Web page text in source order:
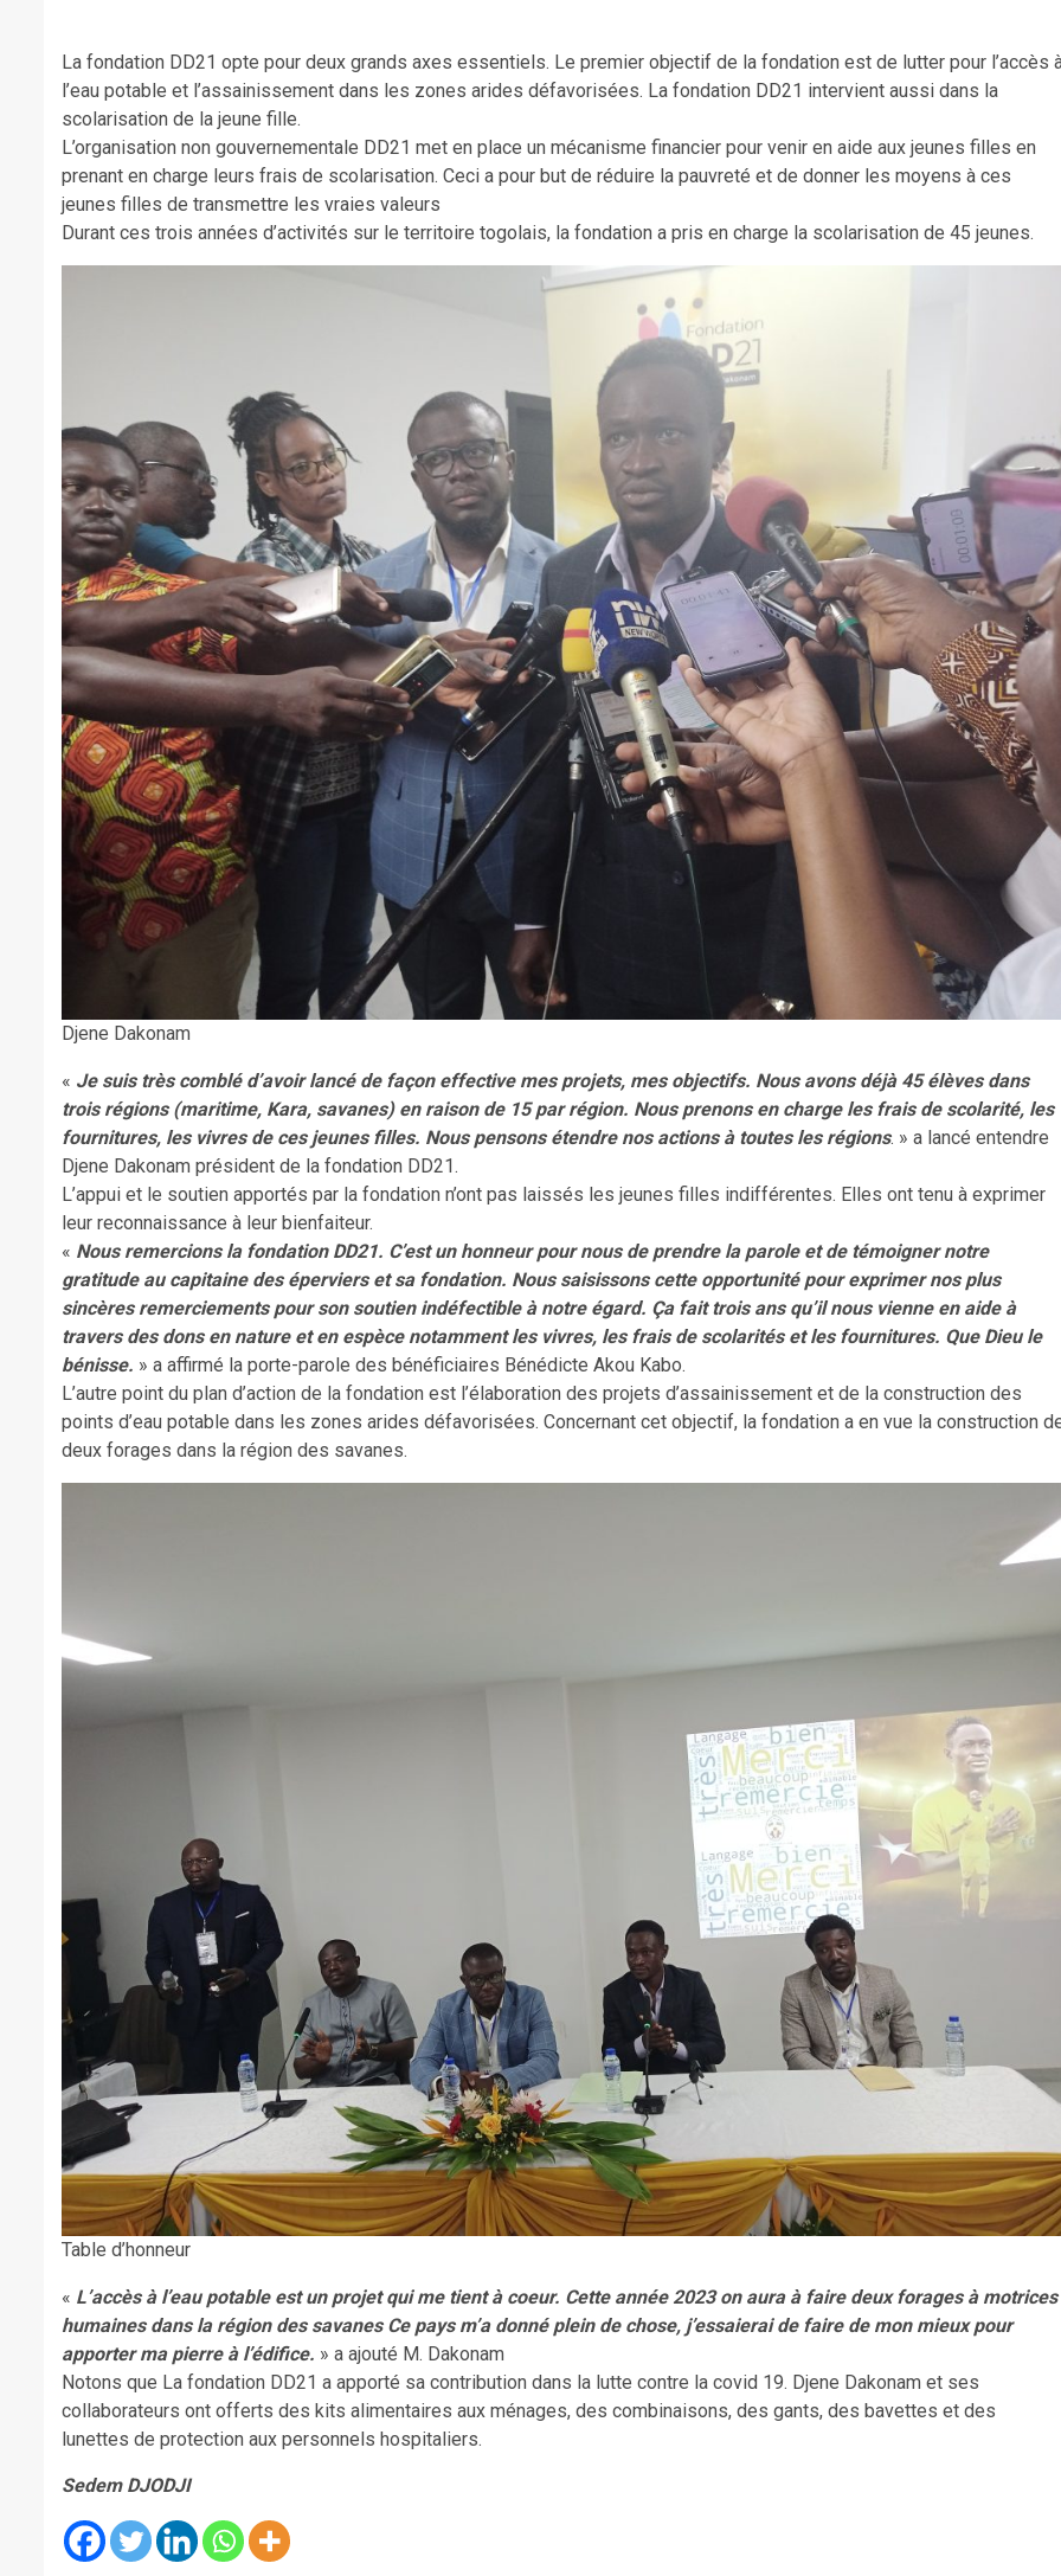
La fondation DD21 opte pour deux grands axes essentiels. Le premier objectif de la fondation est de lutter pour l’accès
l’eau potable et l’assainissement dans les zones arides défavorisées. La fondation DD21 intervient aussi dans la
scolarisation de la jeune fille.
L’organisation non gouvernementale DD21 met en place un mécanisme financier pour venir en aide aux jeunes filles en
prenant en charge leurs frais de scolarisation. Ceci a pour but de réduire la pauvreté et de donner les moyens à ces
jeunes filles de transmettre les vraies valeurs
Durant ces trois années d’activités sur le territoire togolais, la fondation a pris en charge la scolarisation de 45 jeunes.
Djene Dakonam
« Je suis très comblé d’avoir lancé de façon effective mes projets, mes objectifs. Nous avons déjà 45 élèves dans
trois régions (maritime, Kara, savanes) en raison de 15 par région. Nous prenons en charge les frais de scolarité, les
fournitures, les vivres de ces jeunes filles. Nous pensons étendre nos actions à toutes les régions. » a lancé entendre
Djene Dakonam président de la fondation DD21.
L’appui et le soutien apportés par la fondation n’ont pas laissés les jeunes filles indifférentes. Elles ont tenu à exprimer
leur reconnaissance à leur bienfaiteur.
« Nous remercions la fondation DD21. C’est un honneur pour nous de prendre la parole et de témoigner notre
gratitude au capitaine des éperviers et sa fondation. Nous saisissons cette opportunité pour exprimer nos plus
sincères remerciements pour son soutien indéfectible à notre égard. Ça fait trois ans qu’il nous vienne en aide à
travers des dons en nature et en espèce notamment les vivres, les frais de scolarités et les fournitures. Que Dieu le
bénisse. » a affirmé la porte-parole des bénéficiaires Bénédicte Akou Kabo.
L’autre point du plan d’action de la fondation est l’élaboration des projets d’assainissement et de la construction des
points d’eau potable dans les zones arides défavorisées. Concernant cet objectif, la fondation a en vue la construction
deux forages dans la région des savanes.
Table d’honneur
« L’accès à l’eau potable est un projet qui me tient à coeur. Cette année 2023 on aura à faire deux forages à motrices
humaines dans la région des savanes Ce pays m’a donné plein de chose, j’essaierai de faire de mon mieux pour
apporter ma pierre à l’édifice. » a ajouté M. Dakonam
Notons que La fondation DD21 a apporté sa contribution dans la lutte contre la covid 19. Djene Dakonam et ses
collaborateurs ont offerts des kits alimentaires aux ménages, des combinaisons, des gants, des bavettes et des
lunettes de protection aux personnels hospitaliers.
Sedem DJODJI